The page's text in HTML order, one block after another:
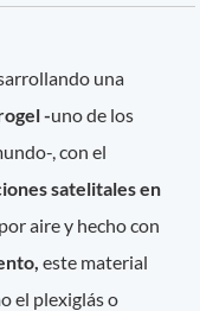
una
-uno de los
, con el
satelitales en
aire y hecho con
este material
el plexiglás o